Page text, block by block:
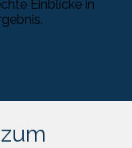
Einblicke in